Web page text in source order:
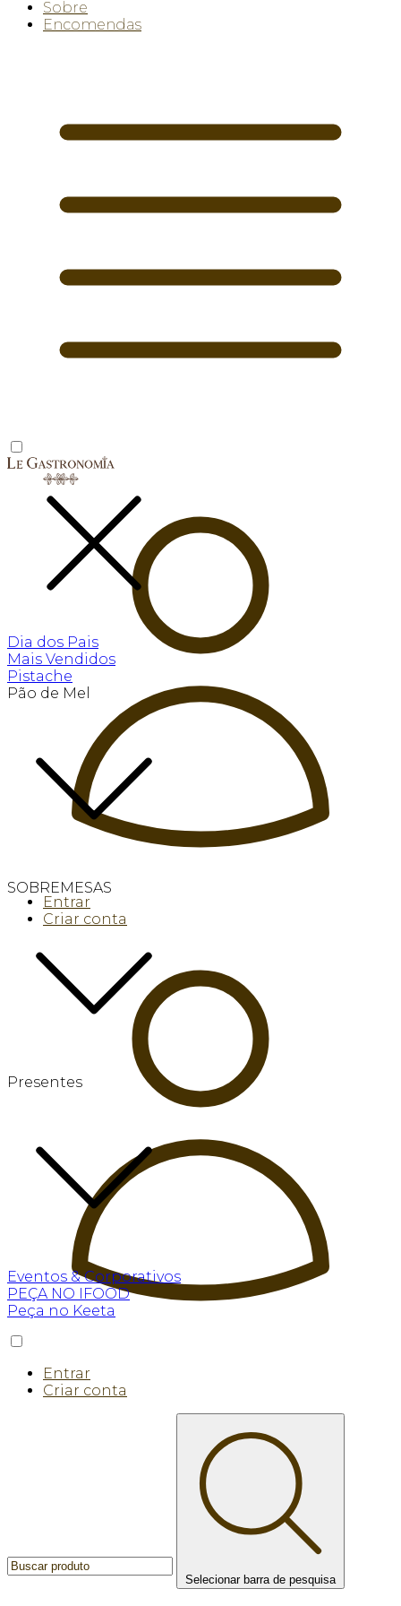
Sobre
Encomendas
Dia dos Pais
Mais Vendidos
Pistache
Pão de Mel
SOBREMESAS
Presentes
Eventos & Corporativos
PEÇA NO IFOOD
Peça no Keeta
Entrar
Criar conta
Entrar
Criar conta
Selecionar barra de pesquisa